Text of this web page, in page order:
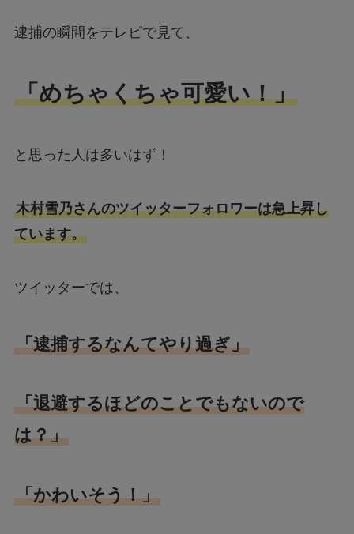
逮捕の瞬間をテレビで見て、
「めちゃくちゃ可愛い！」
と思った人は多いはず！
木村雪乃さんのツイッターフォロワーは急上昇し
ています。
ツイッターでは、
「逮捕するなんてやり過ぎ」
「退避するほどのことでもないので
は？」
「かわいそう！」